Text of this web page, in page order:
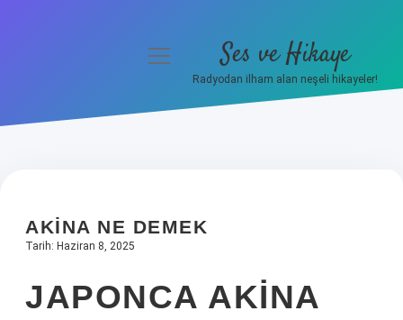
Hakkımızda
menüyü
Ses ve Hikaye
Radyodan ilham alan neşeli hikayeler!
AKINA NE DEMEK
Tarih: Haziran 8, 2025
JAPONCA AKINA